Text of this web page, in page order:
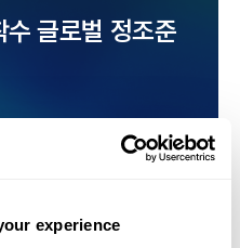
experience
글로벌 정조준